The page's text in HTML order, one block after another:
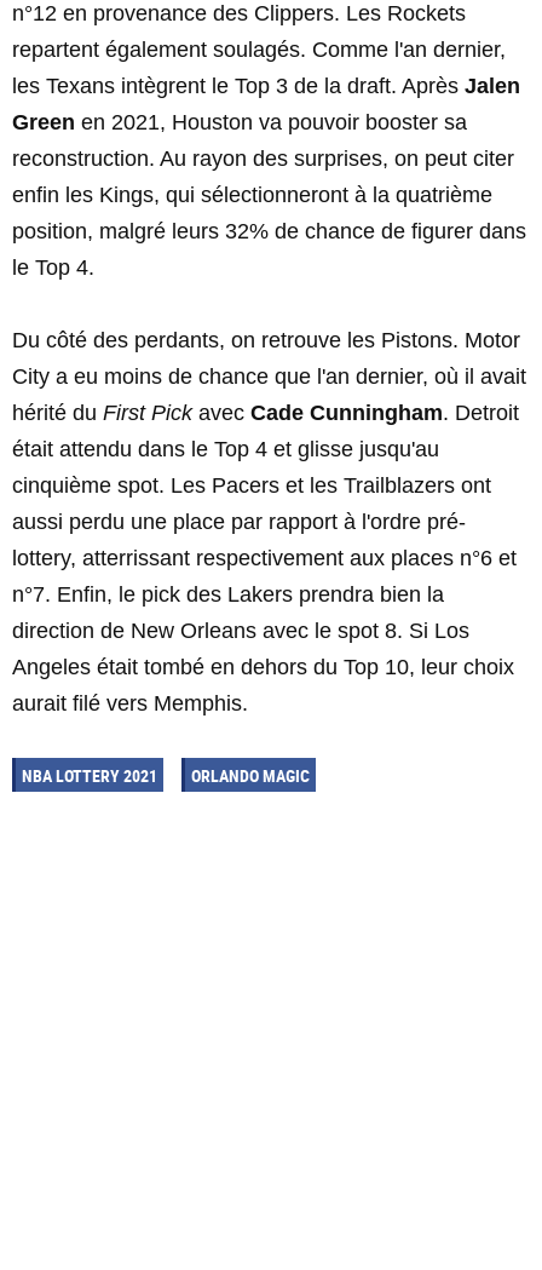
n°12 en provenance des Clippers. Les Rockets
repartent également soulagés. Comme l'an dernier,
les Texans intègrent le Top 3 de la draft. Après Jalen
Green en 2021, Houston va pouvoir booster sa
reconstruction. Au rayon des surprises, on peut citer
enfin les Kings, qui sélectionneront à la quatrième
position, malgré leurs 32% de chance de figurer dans
le Top 4.
Du côté des perdants, on retrouve les Pistons. Motor
City a eu moins de chance que l'an dernier, où il avait
hérité du First Pickavec Cade Cunningham. Detroit
était attendu dans le Top 4 et glisse jusqu'au
cinquième spot. Les Pacers et les Trailblazers ont
aussi perdu une place par rapport à l'ordre pré-
lottery, atterrissant respectivement aux places n°6 et
n°7. Enfin, le pick des Lakers prendra bien la
direction de New Orleans avec le spot 8. Si Los
Angeles était tombé en dehors du Top 10, leur choix
aurait filé vers Memphis.
NBA LOTTERY 2021 ORLANDO MAGIC